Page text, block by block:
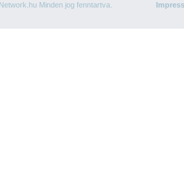
Minden jog fenntartva.